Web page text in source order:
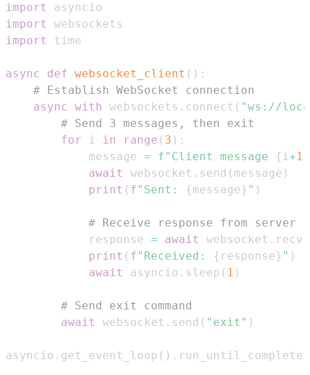
import
import
import
async def websocket_client ( ) :
# Establish WebSocket connection
async with websockets . connect ( "ws://
# Send 3 messages, then exit
for i in range ( 3 ) :
            message
= f"Client message {i+1
await
websocket . send ( message )
print ( f"Sent: {message} " )
# Receive response from server
            response
= await websocket . recv
print ( f"Received: { response} " )
await
asyncio . sleep ( 1 )
# Send exit command
await
websocket . send ( "exit" )
asyncio . get_event_loop ( ) . run_until_complete